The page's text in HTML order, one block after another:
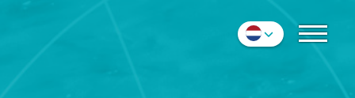
COLLEGA'S